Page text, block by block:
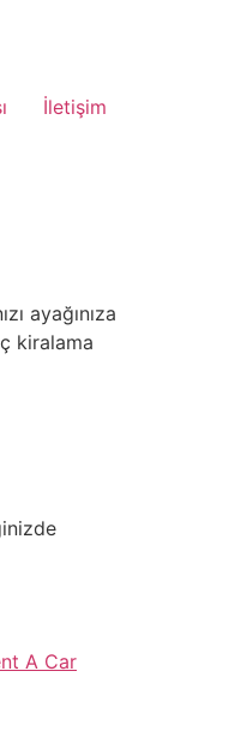
İletişim
ayağınıza
kiralama
A Car